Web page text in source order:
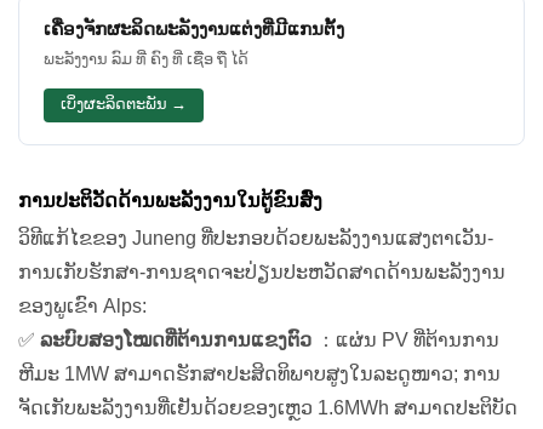
ເຄື່ອງຈັກຜະລິດພະລັງງານແຕ່ງທີ່ມີແກນຕັ້ງ
ພະລັງງານ ລົມ ທີ່ ຄົງ ທີ່ ເຊື່ອ ຖື ໄດ້
ເບິ່ງຜະລິດຕະພັນ →
ການປະຕິວັດດ້ານພະລັງງານໃນຕູ້ຂົນສົ່ງ
ວິທີແກ້ໄຂຂອງ Juneng ທີ່ປະກອບດ້ວຍພະລັງງານແສງຕາເວັນ-
ການເກັບຮັກສາ-ການຊາດຈະປ່ຽນປະຫວັດສາດດ້ານພະລັງງານ
ຂອງພູເຂົາ Alps:
✅ ລະບົບສອງໂໝດທີ່ຕ້ານການແຂງຕົວ
：ແຜ່ນ PV ທີ່ຕ້ານການ
ຫີມະ 1MW ສາມາດຮັກສາປະສິດທິພາບສູງໃນລະດູໜາວ; ການ
ຈັດເກັບພະລັງງານທີ່ເຢັນດ້ວຍຂອງເຫຼວ 1.6MWh ສາມາດປະຕິບັດ